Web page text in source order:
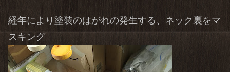
経年により塗装のはがれの発生する、ネック裏をマ
スキング